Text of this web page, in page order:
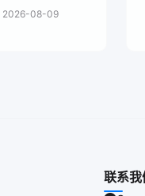
2026-08-09
联系我